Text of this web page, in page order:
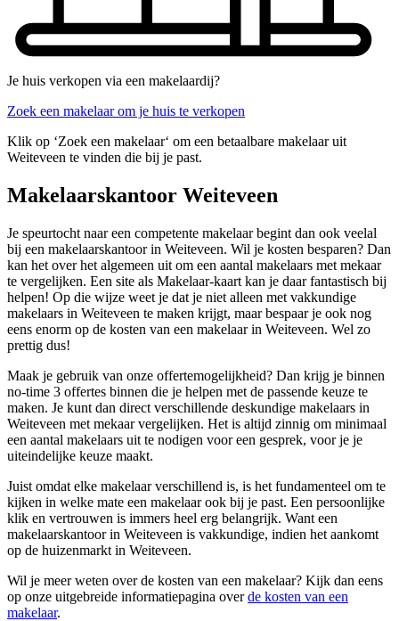
Je huis verkopen via een makelaardij?
Zoek een makelaar om je huis te verkopen
Klik op ‘Zoek een makelaar‘ om een betaalbare makelaar uit
Weiteveen te vinden die bij je past.
Makelaarskantoor Weiteveen
Je speurtocht naar een competente makelaar begint dan ook veelal
bij een makelaarskantoor in Weiteveen. Wil je kosten besparen? Dan
kan het over het algemeen uit om een aantal makelaars met mekaar
te vergelijken. Een site als Makelaar-kaart kan je daar fantastisch bij
helpen! Op die wijze weet je dat je niet alleen met vakkundige
makelaars in Weiteveen te maken krijgt, maar bespaar je ook nog
eens enorm op de kosten van een makelaar in Weiteveen. Wel zo
prettig dus!
Maak je gebruik van onze offertemogelijkheid? Dan krijg je binnen
no-time 3 offertes binnen die je helpen met de passende keuze te
maken. Je kunt dan direct verschillende deskundige makelaars in
Weiteveen met mekaar vergelijken. Het is altijd zinnig om minimaal
een aantal makelaars uit te nodigen voor een gesprek, voor je je
uiteindelijke keuze maakt.
Juist omdat elke makelaar verschillend is, is het fundamenteel om te
kijken in welke mate een makelaar ook bij je past. Een persoonlijke
klik en vertrouwen is immers heel erg belangrijk. Want een
makelaarskantoor in Weiteveen is vakkundige, indien het aankomt
op de huizenmarkt in Weiteveen.
Wil je meer weten over de kosten van een makelaar? Kijk dan eens
op onze uitgebreide informatiepagina overde kosten van een
makelaar.